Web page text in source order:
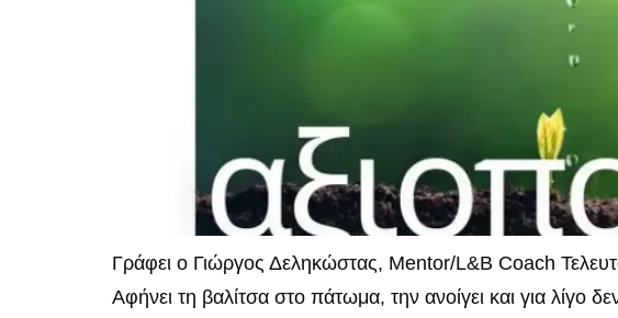
Γράφει ο Γιώργος Δεληκώστας, Mentor/L&B Coach
Αφήνει τη βαλίτσα στο πάτωμα, την ανοίγει και για λίγο